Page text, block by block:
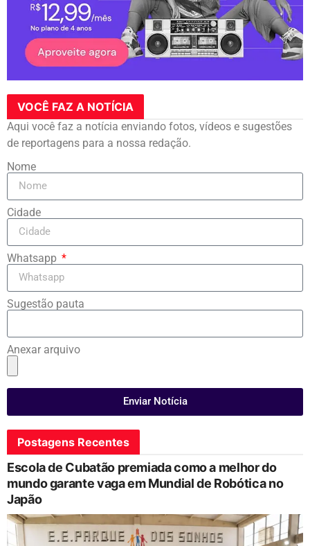
VOCÊ FAZ A NOTÍCIA
Aqui você faz a notícia enviando fotos, vídeos e sugestões
de reportagens para a nossa redação.
Nome
Cidade
Whatsapp
Sugestão pauta
Anexar arquivo
Enviar Notícia
Postagens Recentes
Escola de Cubatão premiada como a melhor do
mundo garante vaga em Mundial de Robótica no
Japão